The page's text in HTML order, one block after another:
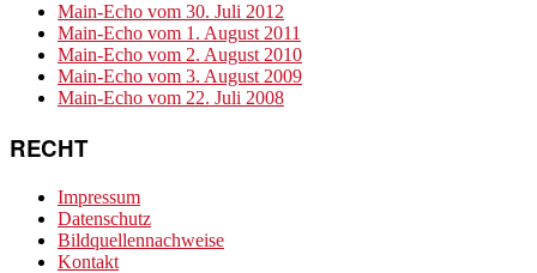
Main-Echo vom 30. Juli 2012
Main-Echo vom 1. August 2011
Main-Echo vom 2. August 2010
Main-Echo vom 3. August 2009
Main-Echo vom 22. Juli 2008
RECHT
Impressum
Datenschutz
Bildquellennachweise
Kontakt